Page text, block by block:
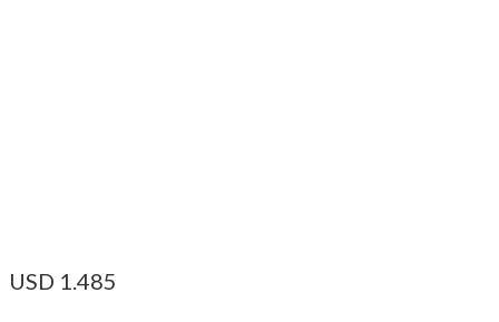
USD 1.485